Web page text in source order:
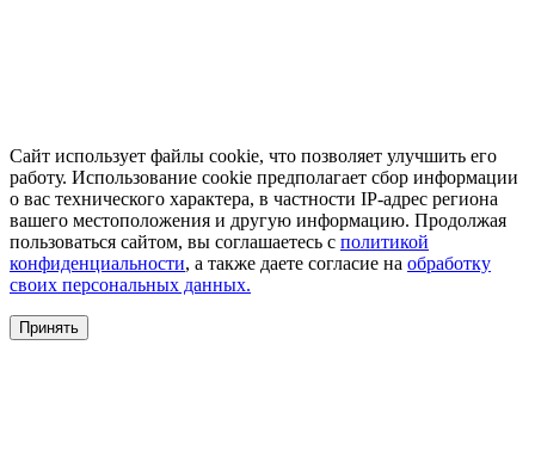
Сайт использует файлы cookie, что позволяет улучшить его
работу. Использование cookie предполагает сбор информации
о вас технического характера, в частности IP-адрес региона
вашего местоположения и другую информацию. Продолжая
пользоваться сайтом, вы соглашаетесь с политикой
конфиденциальности, а также даете согласие на обработку
своих персональных данных.
Принять